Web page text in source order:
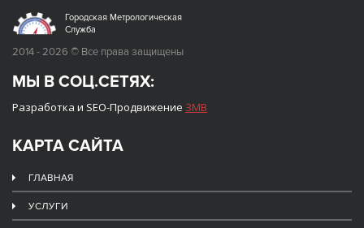
Городская Метрологическая
Служба
2014 - 2026 © Все права защищены
МЫ В СОЦ.СЕТЯХ:
Разработка и SEO-Продвижение ЗМВ
КАРТА САЙТА
ГЛАВНАЯ
УСЛУГИ